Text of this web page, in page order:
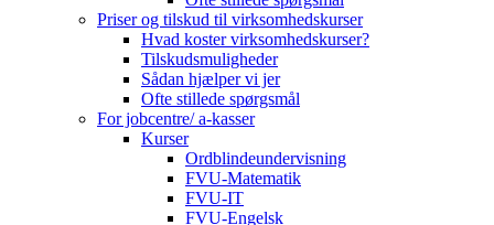
Priser og tilskud til virksomhedskurser
Hvad koster virksomhedskurser?
Tilskudsmuligheder
Sådan hjælper vi jer
Ofte stillede spørgsmål
For jobcentre/ a-kasser
Kurser
Ordblindeundervisning
FVU-Matematik
FVU-IT
FVU-Engelsk